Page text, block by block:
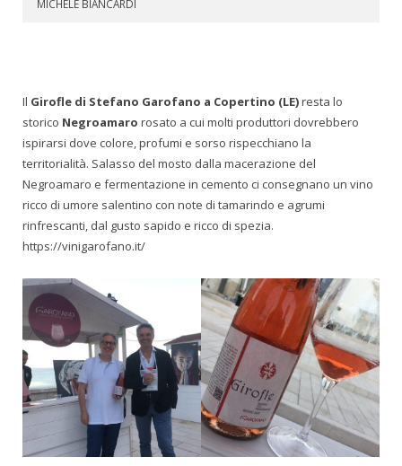
MICHELE BIANCARDI
Il Girofle di Stefano Garofano a Copertino (LE)resta lo
storico Negroamaro rosato a cui molti produttori dovrebbero
ispirarsi dove colore, profumi e sorso rispecchiano la
territorialità. Salasso del mosto dalla macerazione del
Negroamaro e fermentazione in cemento ci consegnano un vino
ricco di umore salentino con note di tamarindo e agrumi
rinfrescanti, dal gusto sapido e ricco di spezia.
https://vinigarofano.it/